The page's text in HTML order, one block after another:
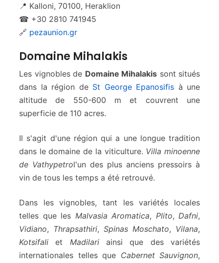
📍 Kalloni, 70100, Heraklion
☎ +30 2810 741945
🔗 pezaunion.gr
Domaine Mihalakis
Les vignobles de Domaine Mihalakis sont situés
dans la région de St George Epanosifis à une
altitude de 550-600 m et couvrent une
superficie de 110 acres.
Il s'agit d'une région qui a une longue tradition
dans le domaine de la viticulture. Villa minoenne
de Vathypetrol'un des plus anciens pressoirs à
vin de tous les temps a été retrouvé.
Dans les vignobles, tant les variétés locales
telles que les Malvasia Aromatica, Plito, Dafni,
Vidiano, Thrapsathiri, Spinas Moschato, Vilana,
Kotsifali et Madilariainsi que des variétés
internationales telles que Cabernet Sauvignon,